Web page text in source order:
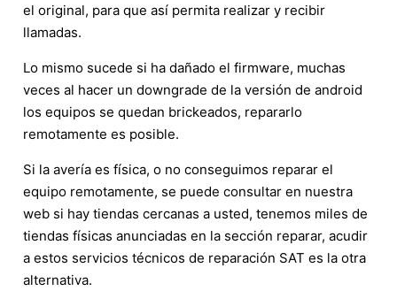
el original, para que así permita realizar y recibir
llamadas.
Lo mismo sucede si ha dañado el firmware, muchas
veces al hacer un downgrade de la versión de android
los equipos se quedan brickeados, repararlo
remotamente es posible.
Si la avería es física, o no conseguimos reparar el
equipo remotamente, se puede consultar en nuestra
web si hay tiendas cercanas a usted, tenemos miles de
tiendas físicas anunciadas en la sección reparar, acudir
a estos servicios técnicos de reparación SAT es la otra
alternativa.